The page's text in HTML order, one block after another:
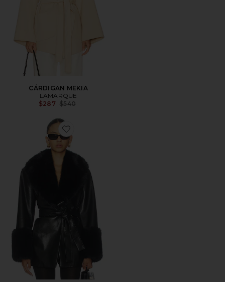
CÁRDIGAN MEKIA
LAMARQUE
$287 Previous price:
$540
Favorite Rosabella Faux Fur Blazer